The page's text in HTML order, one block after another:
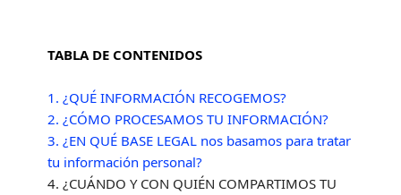
TABLA DE CONTENIDOS
1. ¿QUÉ INFORMACIÓN RECOGEMOS?
2. ¿CÓMO PROCESAMOS TU INFORMACIÓN?
3. ¿EN QUÉ BASE LEGAL nos basamos para tratar
tu información personal?
4. ¿CUÁNDO Y CON QUIÉN COMPARTIMOS TU